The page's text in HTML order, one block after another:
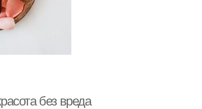
без вреда